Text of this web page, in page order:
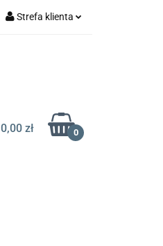
Strefa klienta
0,00 zł 0